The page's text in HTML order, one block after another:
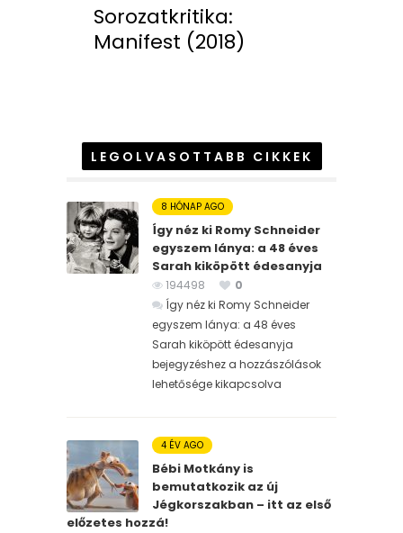
Sorozatkritika:
Manifest (2018)
LEGOLVASOTTABB CIKKEK
8 HÓNAP AGO
Így néz ki Romy Schneider
egyszem lánya: a 48 éves
Sarah kiköpött édesanyja
194498
0
Így néz ki Romy Schneider
egyszem lánya: a 48 éves
Sarah kiköpött édesanyja
bejegyzéshez a hozzászólások
lehetősége kikapcsolva
4 ÉV AGO
Bébi Motkány is
bemutatkozik az új
Jégkorszakban – itt az első
előzetes hozzá!